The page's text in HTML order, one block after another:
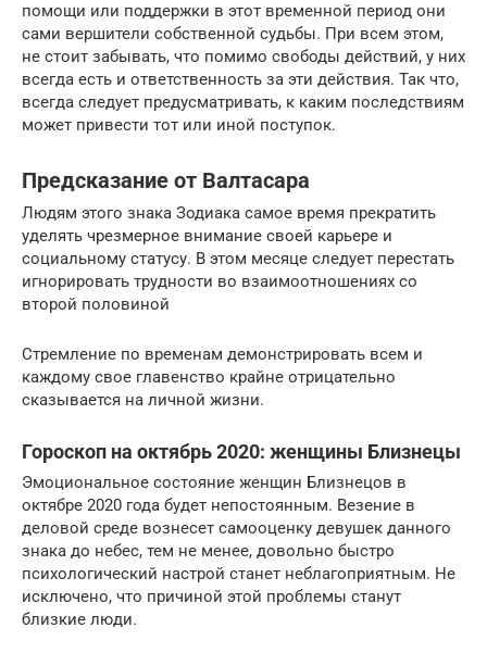
помощи или поддержки в этот временной период они
сами вершители собственной судьбы. При всем этом,
не стоит забывать, что помимо свободы действий, у них
всегда есть и ответственность за эти действия. Так что,
всегда следует предусматривать, к каким последствиям
может привести тот или иной поступок.
Предсказание от Валтасара
Людям этого знака Зодиака самое время прекратить
уделять чрезмерное внимание своей карьере и
социальному статусу. В этом месяце следует перестать
игнорировать трудности во взаимоотношениях со
второй половиной
Стремление по временам демонстрировать всем и
каждому свое главенство крайне отрицательно
сказывается на личной жизни.
Гороскоп на октябрь 2020: женщины Близнецы
Эмоциональное состояние женщин Близнецов в
октябре 2020 года будет непостоянным. Везение в
деловой среде вознесет самооценку девушек данного
знака до небес, тем не менее, довольно быстро
психологический настрой станет неблагоприятным. Не
исключено, что причиной этой проблемы станут
близкие люди.